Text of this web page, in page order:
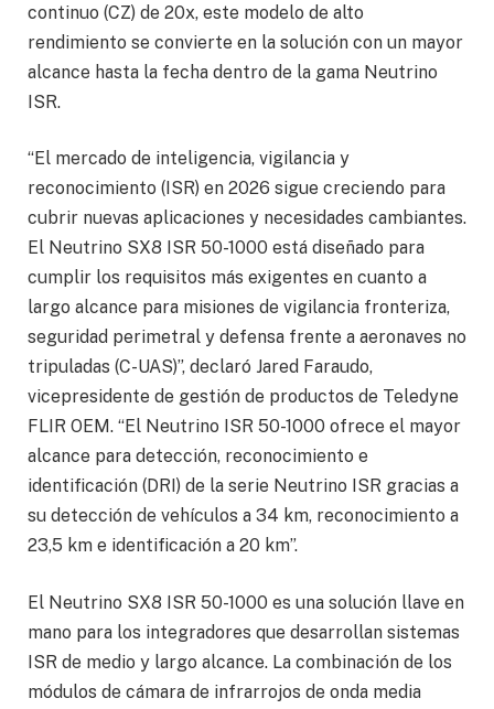
continuo (CZ) de 20x, este modelo de alto
rendimiento se convierte en la solución con un mayor
alcance hasta la fecha dentro de la gama Neutrino
ISR.
“El mercado de inteligencia, vigilancia y
reconocimiento (ISR) en 2026 sigue creciendo para
cubrir nuevas aplicaciones y necesidades cambiantes.
El Neutrino SX8 ISR 50-1000 está diseñado para
cumplir los requisitos más exigentes en cuanto a
largo alcance para misiones de vigilancia fronteriza,
seguridad perimetral y defensa frente a aeronaves no
tripuladas (C-UAS)”, declaró Jared Faraudo,
vicepresidente de gestión de productos de Teledyne
FLIR OEM. “El Neutrino ISR 50-1000 ofrece el mayor
alcance para detección, reconocimiento e
identificación (DRI) de la serie Neutrino ISR gracias a
su detección de vehículos a 34 km, reconocimiento a
23,5 km e identificación a 20 km”.
El Neutrino SX8 ISR 50-1000 es una solución llave en
mano para los integradores que desarrollan sistemas
ISR de medio y largo alcance. La combinación de los
módulos de cámara de infrarrojos de onda media